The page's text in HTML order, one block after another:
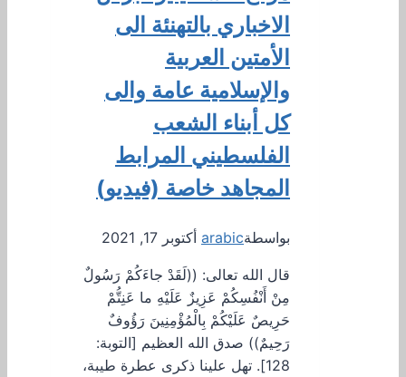
الاخباري بالتهنئة الى
الأمتين العربية
والإسلامية عامة والى
كل أبناء الشعب
الفلسطيني المرابط
المجاهد خاصة (فيديو)
بواسطةarabic أكتوبر 17, 2021
قال الله تعالى: ((لَقَدْ جاءَكُمْ رَسُولٌ
مِنْ أَنْفُسِكُمْ عَزِيزٌ عَلَيْهِ ما عَنِتُّمْ
حَرِيصٌ عَلَيْكُمْ بِالْمُؤْمِنِينَ رَؤُوفٌ
رَحِيمٌ)) صدق الله العظيم [التوبة:
128]. تهل علينا ذكرى عطرة طيبة،